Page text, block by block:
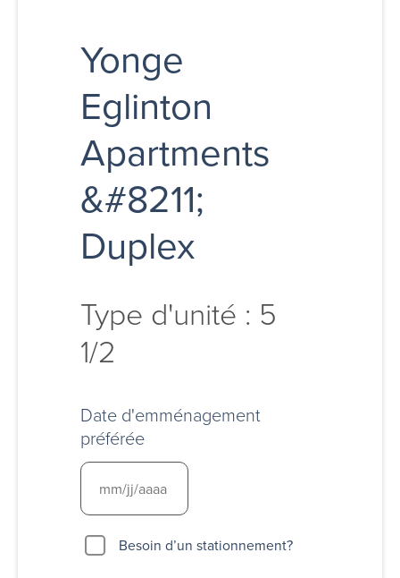
Yonge
Eglinton
Apartments
&#8211;
Duplex
Type d'unité : 5
1/2
Date d'emménagement
préférée
BesoinBesoin d’un stationnement?